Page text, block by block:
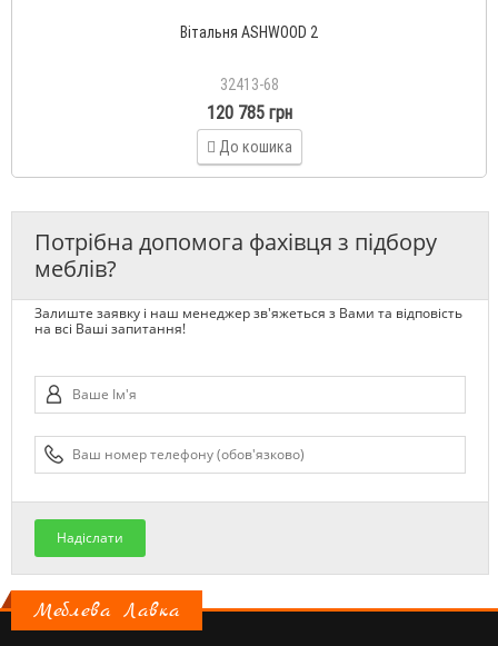
Вітальня ASHWOOD 2
32413-68
120 785 грн
До кошика
Потрібна допомога фахівця з підбору
меблів?
Залиште заявку і наш менеджер зв'яжеться з Вами та відповість
на всі Ваші запитання!
Надіслати
Меблева Лавка